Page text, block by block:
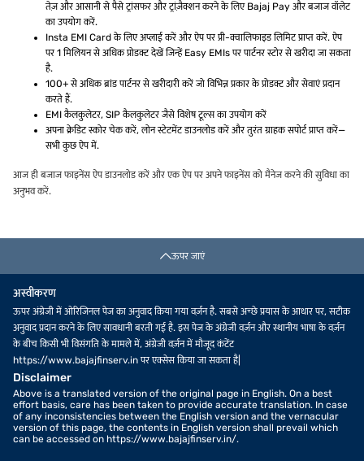
तेज़ और आसानी से पैसे ट्रांसफर और ट्रांज़ैक्शन करने के लिए Bajaj Pay और बजाज वॉलेट
का उपयोग करें.
Insta EMI Card के लिए अप्लाई करें और ऐप पर प्री-क्वालिफाइड लिमिट प्राप्त करें. ऐप
पर 1 मिलियन से अधिक प्रोडक्ट देखें जिन्हें Easy EMIs पर पार्टनर स्टोर से खरीदा जा सकता
है.
100+ से अधिक ब्रांड पार्टनर से खरीदारी करें जो विभिन्न प्रकार के प्रोडक्ट और सेवाएं प्रदान
करते हैं.
EMI कैलकुलेटर, SIP कैलकुलेटर जैसे विशेष टूल्स का उपयोग करें
अपना क्रेडिट स्कोर चेक करें, लोन स्टेटमेंट डाउनलोड करें और तुरंत ग्राहक सपोर्ट प्राप्त करें—
सभी कुछ ऐप में.
आज ही बजाज फाइनेंस ऐप डाउनलोड करें और एक ऐप पर अपने फाइनेंस को मैनेज करने की सुविधा का
अनुभव करें.
ऊपर जाएं
अस्वीकरण
ऊपर अंग्रेजी में ओरिजिनल पेज का अनुवाद किया गया वर्ज़न है. सबसे अच्छे प्रयास के आधार पर, सटीक
अनुवाद प्रदान करने के लिए सावधानी बरती गई है. इस पेज के अंग्रेजी वर्ज़न और स्थानीय भाषा के वर्ज़न
के बीच किसी भी विसंगति के मामले में, अंग्रेजी वर्ज़न में मौजूद कंटेंट
https://www.bajajfinserv.in पर एक्सेस किया जा सकता है|
Disclaimer
Above is a translated version of the original page in English. On a best
effort basis, care has been taken to provide accurate translation. In case
of any inconsistencies between the English version and the vernacular
version of this page, the contents in English version shall prevail which
can be accessed on https://www.bajajfinserv.in/.